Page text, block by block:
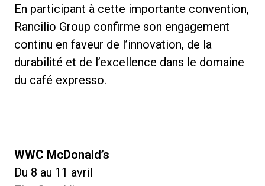
En participant à cette importante convention,
Rancilio Group confirme son engagement
continu en faveur de l’innovation, de la
durabilité et de l’excellence dans le domaine
du café expresso.
WWC McDonald’s
Du 8 au 11 avril